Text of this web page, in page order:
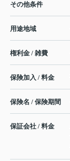
その他条件
用途地域
権利金 / 雑費
保険加入 / 料金
保険名 / 保険期間
保証会社 / 料金